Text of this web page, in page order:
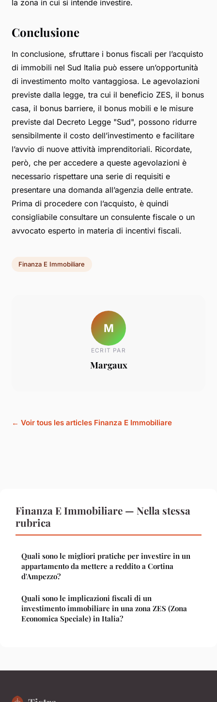
la zona in cui si intende investire.
Conclusione
In conclusione, sfruttare i bonus fiscali per l’acquisto
di immobili nel Sud Italia può essere un’opportunità
di investimento molto vantaggiosa. Le agevolazioni
previste dalla legge, tra cui il beneficio ZES, il bonus
casa, il bonus barriere, il bonus mobili e le misure
previste dal Decreto Legge "Sud", possono ridurre
sensibilmente il costo dell’investimento e facilitare
l’avvio di nuove attività imprenditoriali. Ricordate,
però, che per accedere a queste agevolazioni è
necessario rispettare una serie di requisiti e
presentare una domanda all’agenzia delle entrate.
Prima di procedere con l’acquisto, è quindi
consigliabile consultare un consulente fiscale o un
avvocato esperto in materia di incentivi fiscali.
Finanza E Immobiliare
M
ECRIT PAR
Margaux
← Voir tous les articles Finanza E Immobiliare
Finanza E Immobiliare — Nella stessa
rubrica
Quali sono le migliori pratiche per investire in un
appartamento da mettere a reddito a Cortina
d'Ampezzo?
Quali sono le implicazioni fiscali di un
investimento immobiliare in una zona ZES (Zona
Economica Speciale) in Italia?